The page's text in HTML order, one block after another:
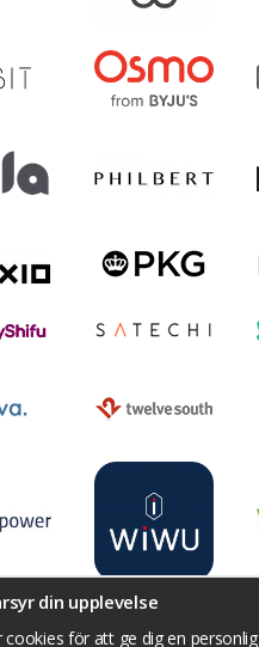
din upplevelse
cookies för att ge dig en personlig